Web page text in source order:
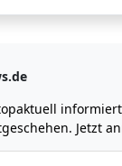
Jetzt